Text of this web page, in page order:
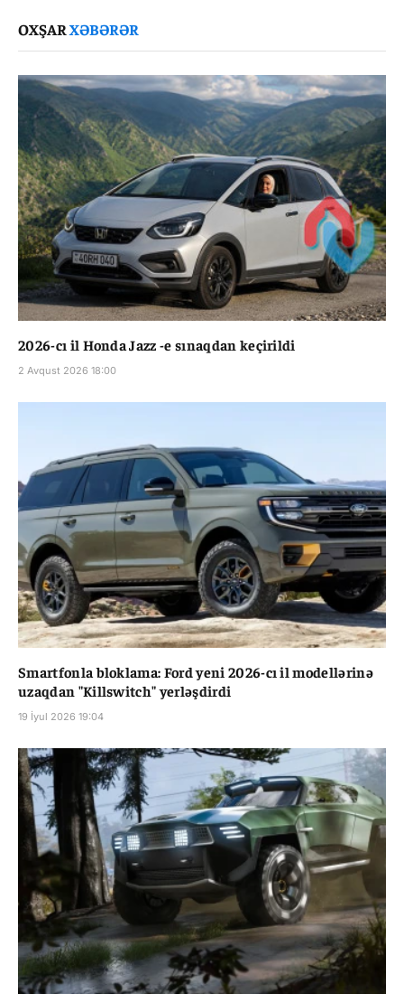
OXŞARXƏBƏRƏR
2026-cı il Honda Jazz -e sınaqdan keçirildi
2 Avqust 2026 18:00
Smartfonla bloklama: Ford yeni 2026-cı il modellərinə
uzaqdan "Killswitch" yerləşdirdi
19 İyul 2026 19:04